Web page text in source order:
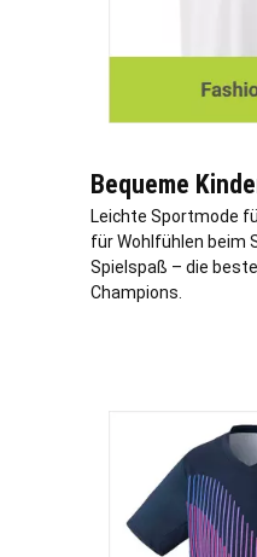
Bequeme
Leichte Sportmode
für Wohlfühlen beim
Spielspaß – die
Champions.